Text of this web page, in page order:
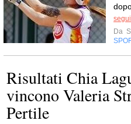
Da
Risultati Chia
vincono Valeria
Pertile